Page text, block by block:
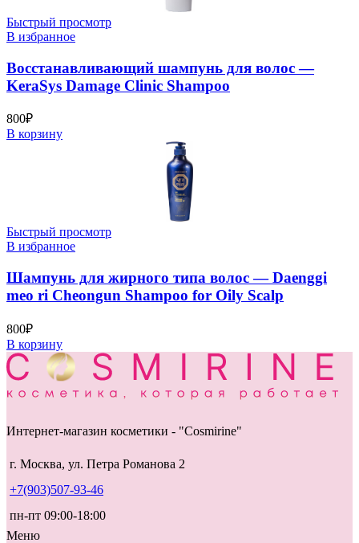
Быстрый просмотр
В избранное
Восстанавливающий шампунь для волос —
KeraSys Damage Clinic Shampoo
800₽
В корзину
Быстрый просмотр
В избранное
Шампунь для жирного типа волос — Daenggi
meo ri Cheongun Shampoo for Oily Scalp
800₽
В корзину
Интернет-магазин косметики - "Cosmirine"
г. Москва, ул. Петра Романова 2
+7(903)507-93-46
пн-пт 09:00-18:00
Меню